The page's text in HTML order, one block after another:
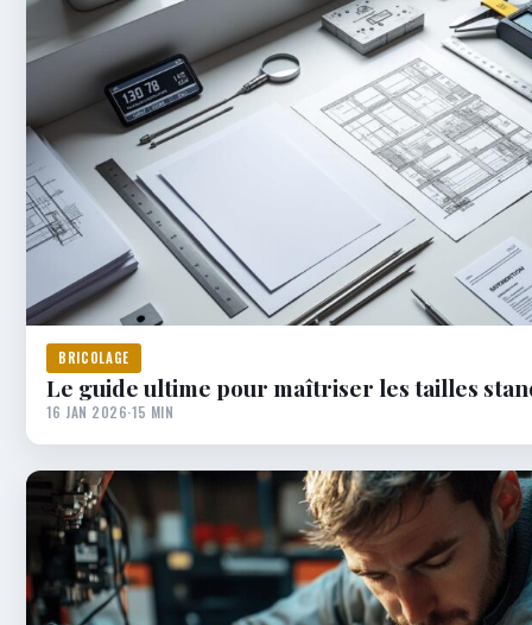
BRICOLAGE
Le guide ultime pour maîtriser les tailles
16 JAN 2026·15 MIN